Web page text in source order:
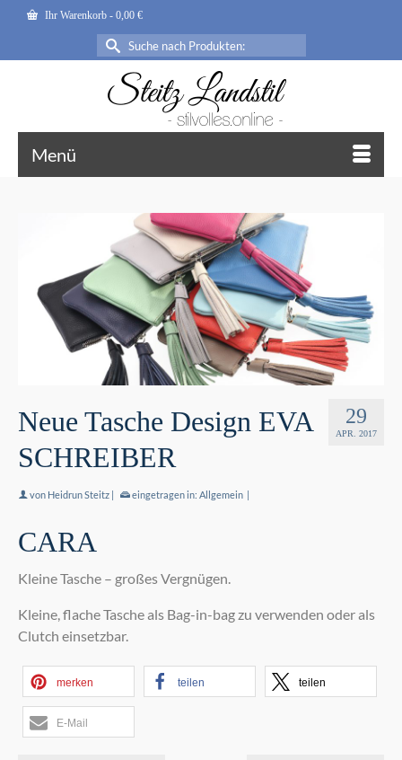
Ihr Warenkorb - 0,00 €
Suche
Menü
29
APR. 2017
Neue Tasche Design EVA
SCHREIBER
von Heidrun Steitz eingetragen in: Allgemein
CARA
Kleine Tasche – großes Vergnügen.
Kleine, flache Tasche als Bag-in-bag zu verwenden oder als
Clutch einsetzbar.
merken teilen teilen
E-Mail